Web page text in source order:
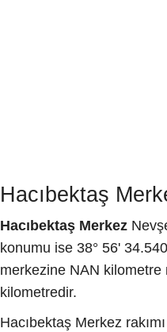
Hacıbektaş
Hacıbektaş Merkez
konumu ise 38° 56'
merkezine NAN kilometre
kilometredir.
Hacıbektaş Merkez